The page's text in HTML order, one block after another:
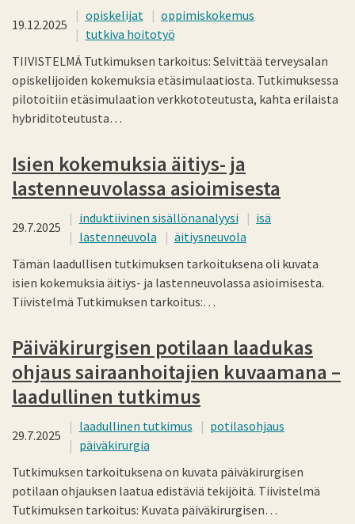
19.12.2025
opiskelijat
oppimiskokemus
tutkiva hoitotyö
TIIVISTELMÄ Tutkimuksen tarkoitus: Selvittää terveysalan
opiskelijoiden kokemuksia etäsimulaatiosta. Tutkimuksessa
pilotoitiin etäsimulaation verkkototeutusta, kahta erilaista
hybriditoteutusta…
Isien kokemuksia äitiys- ja
lastenneuvolassa asioimisesta
29.7.2025
induktiivinen sisällönanalyysi
isä
lastenneuvola
äitiysneuvola
Tämän laadullisen tutkimuksen tarkoituksena oli kuvata
isien kokemuksia äitiys- ja lastenneuvolassa asioimisesta.
Tiivistelmä Tutkimuksen tarkoitus:…
Päiväkirurgisen potilaan laadukas
ohjaus sairaanhoitajien kuvaamana –
laadullinen tutkimus
29.7.2025
laadullinen tutkimus
potilasohjaus
päiväkirurgia
Tutkimuksen tarkoituksena on kuvata päiväkirurgisen
potilaan ohjauksen laatua edistäviä tekijöitä. Tiivistelmä
Tutkimuksen tarkoitus: Kuvata päiväkirurgisen…